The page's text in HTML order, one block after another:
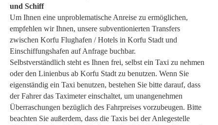
und Schiff
Um Ihnen eine unproblematische Anreise zu ermöglichen,
empfehlen wir Ihnen, unsere subventionierten Transfers
zwischen Korfu Flughafen / Hotels in Korfu Stadt und
Einschiffungshafen auf Anfrage buchbar.
Selbstverständlich steht es Ihnen frei, selbst ein Taxi zu nehmen
oder den Linienbus ab Korfu Stadt zu benutzen. Wenn Sie
eigenständig ein Taxi benutzen, bestehen Sie bitte darauf, dass
der Fahrer das Taximeter einschaltet, um unangenehmen
Überraschungen bezüglich des Fahrpreises vorzubeugen. Bitte
beachten Sie außerdem, dass die Taxis bei der Anlegestelle